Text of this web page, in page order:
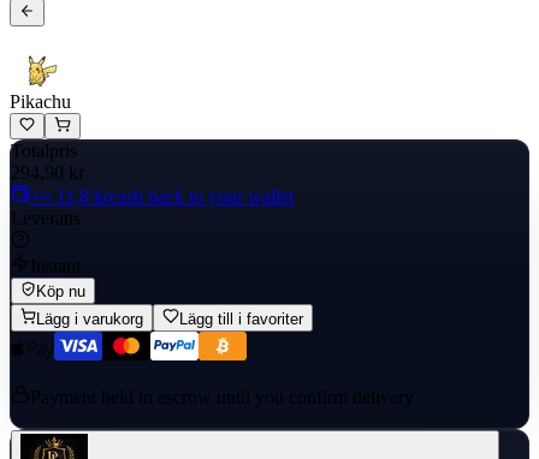
Pikachu
Totalpris
294,90 kr
+≈ 11,8 krcash back to your wallet
Leverans
Instant
Köp nu
Lägg i varukorg
Lägg till i favoriter
Payment held in escrow until you confirm delivery